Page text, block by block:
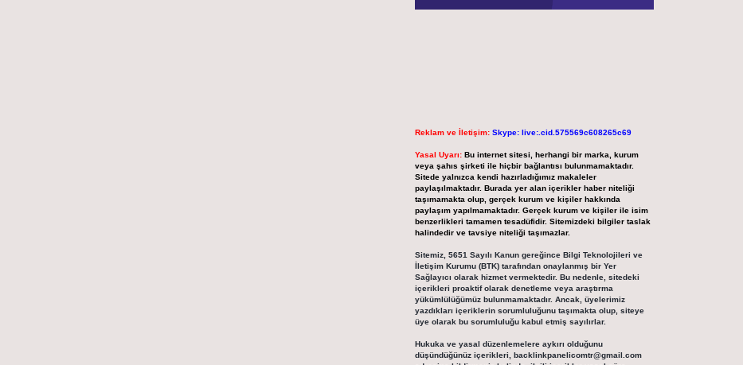
Reklam ve İletişim: Skype: live:.cid.575569c608265c69
Yasal Uyarı: Bu internet sitesi, herhangi bir marka, kurum
veya şahıs şirketi ile hiçbir bağlantısı bulunmamaktadır.
Sitede yalnızca kendi hazırladığımız makaleler
paylaşılmaktadır. Burada yer alan içerikler haber niteliği
taşımamakta olup, gerçek kurum ve kişiler hakkında
paylaşım yapılmamaktadır. Gerçek kurum ve kişiler ile isim
benzerlikleri tamamen tesadüfidir. Sitemizdeki bilgiler taslak
halindedir ve tavsiye niteliği taşımazlar.
Sitemiz, 5651 Sayılı Kanun gereğince Bilgi Teknolojileri ve
İletişim Kurumu (BTK) tarafından onaylanmış bir Yer
Sağlayıcı olarak hizmet vermektedir. Bu nedenle, sitedeki
içerikleri proaktif olarak denetleme veya araştırma
yükümlülüğümüz bulunmamaktadır. Ancak, üyelerimiz
yazdıkları içeriklerin sorumluluğunu taşımakta olup, siteye
üye olarak bu sorumluluğu kabul etmiş sayılırlar.
Hukuka ve yasal düzenlemelere aykırı olduğunu
düşündüğünüz içerikleri, backlinkpanelicomtr@gmail.com